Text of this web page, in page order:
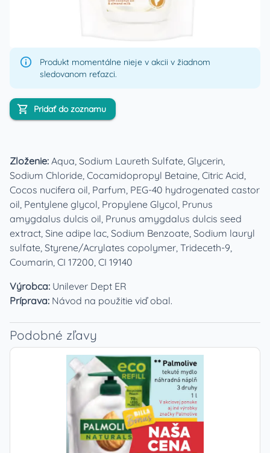
Produkt momentálne nieje v akcii v žiadnom
sledovanom reťazci.
Pridať do zoznamu
Zloženie: Aqua, Sodium Laureth Sulfate, Glycerin,
Sodium Chloride, Cocamidopropyl Betaine, Citric Acid,
Cocos nucifera oil, Parfum, PEG-40 hydrogenated castor
oil, Pentylene glycol, Propylene Glycol, Prunus
amygdalus dulcis oil, Prunus amygdalus dulcis seed
extract, Sine adipe lac, Sodium Benzoate, Sodium lauryl
sulfate, Styrene/Acrylates copolymer, Trideceth-9,
Coumarin, CI 17200, CI 19140
Výrobca: Unilever Dept ER
Príprava: Návod na použitie viď obal.
Podobné zľavy